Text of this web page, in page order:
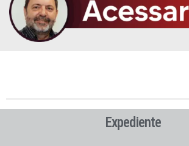
Expediente